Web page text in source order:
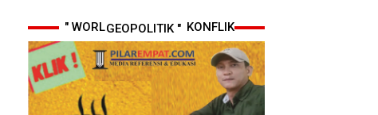
" WORLD CUP 2026 & KONFLIK GEOPOLITIK "